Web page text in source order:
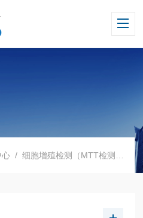
心 /细胞增殖检测（MTT检测） /